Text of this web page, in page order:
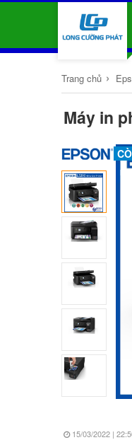
Trang chủ ›
Máy in
15/03/2022 |